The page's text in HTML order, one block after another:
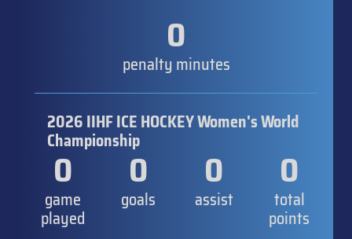
0
penalty minutes
2026 IIHF ICE HOCKEY Women's World
Championship
0
game
played
0
goals
0
assist
0
total
points